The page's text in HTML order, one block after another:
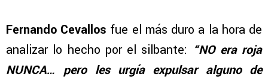
Fernando Cevallos fue el más duro a la hora de
analizar lo hecho por el silbante: “NO era roja
NUNCA… pero les urgía expulsar alguno de